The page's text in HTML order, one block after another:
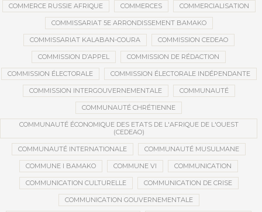
COMMERCE RUSSIE AFRIQUE COMMERCES COMMERCIALISATION
COMMISSARIAT 5E ARRONDISSEMENT BAMAKO
COMMISSARIAT KALABAN-COURA COMMISSION CEDEAO
COMMISSION D’APPEL COMMISSION DE RÉDACTION
COMMISSION ÉLECTORALE COMMISSION ÉLECTORALE INDÉPENDANTE
COMMISSION INTERGOUVERNEMENTALE COMMUNAUTÉ
COMMUNAUTÉ CHRÉTIENNE
COMMUNAUTÉ ÉCONOMIQUE DES ETATS DE L'AFRIQUE DE L'OUEST
(CEDEAO)
COMMUNAUTÉ INTERNATIONALE COMMUNAUTÉ MUSULMANE
COMMUNE I BAMAKO COMMUNE VI COMMUNICATION
COMMUNICATION CULTURELLE COMMUNICATION DE CRISE
COMMUNICATION GOUVERNEMENTALE